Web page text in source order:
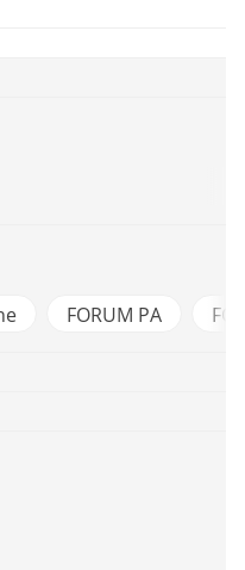
FORUM PA